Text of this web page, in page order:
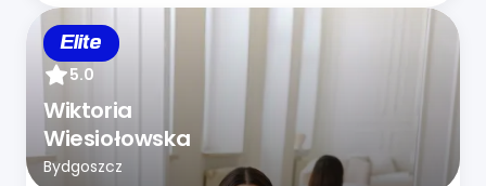
Elite
5.0
Wiktoria
Wiesiołowska
Bydgoszcz